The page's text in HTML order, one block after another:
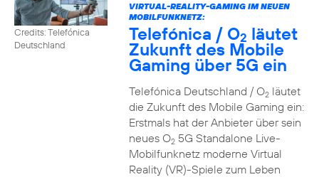
Credits: Telefónica
Deutschland
VIRTUAL-REALITY-GAMING IM NEUEN
MOBILFUNKNETZ:
Telefónica / O2 läutet
Zukunft des Mobile
Gaming über 5G ein
Telefónica Deutschland / O2läutet
die Zukunft des Mobile Gaming ein:
Erstmals hat der Anbieter über sein
neues O25G Standalone Live-
Mobilfunknetz moderne Virtual
Reality (VR)-Spiele zum Leben